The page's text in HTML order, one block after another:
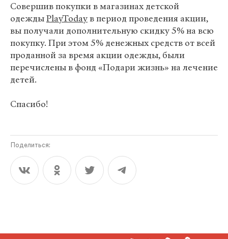
Совершив покупки в магазинах детской
одеждыPlayTodayв период проведения акции,
вы получали дополнительную скидку 5% на всю
покупку. При этом 5% денежных средств от всей
проданной за время акции одежды, были
перечислены в фонд «Подари жизнь» на лечение
детей.
Спасибо!
Поделиться: